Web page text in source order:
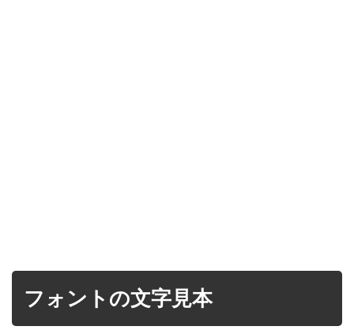
フォントの文字見本